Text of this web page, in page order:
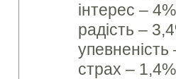
інтерес –
радість –
упевненість
страх –